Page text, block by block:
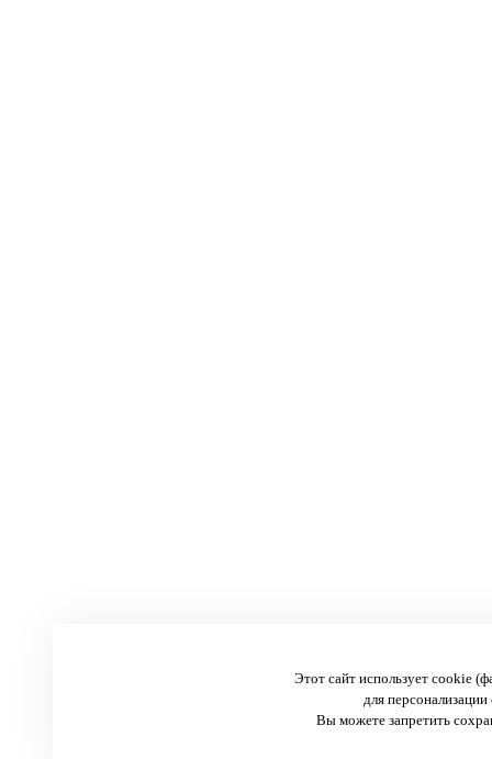
Этот сайт использует cookie
для персонализации
Вы можете запретить